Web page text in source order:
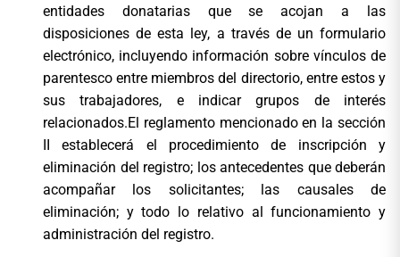
entidades donatarias que se acojan a las
disposiciones de esta ley, a través de un formulario
electrónico, incluyendo información sobre vínculos de
parentesco entre miembros del directorio, entre estos y
sus trabajadores, e indicar grupos de interés
relacionados.El reglamento mencionado en la sección
II establecerá el procedimiento de inscripción y
eliminación del registro; los antecedentes que deberán
acompañar los solicitantes; las causales de
eliminación; y todo lo relativo al funcionamiento y
administración del registro.